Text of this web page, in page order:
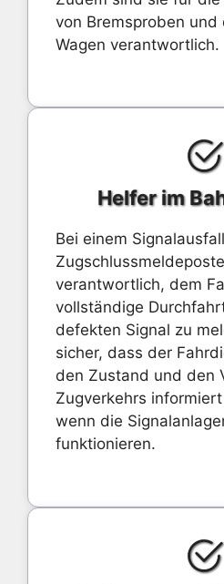
von Bremsproben und
Wagen verantwortlich.
Helfer im
Bei einem
verantwortlich, dem
vollständige
defekten Signal zu
sicher, dass der
den Zustand und den
Zugverkehrs
wenn die
funktionieren.